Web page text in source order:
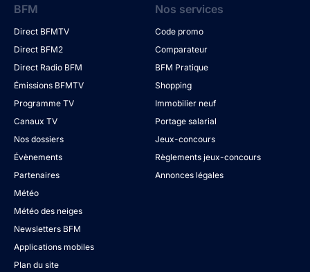
BFM
Direct BFMTV
Direct BFM2
Direct Radio BFM
Émissions BFMTV
Programme TV
Canaux TV
Nos dossiers
Évènements
Partenaires
Météo
Météo des neiges
Newsletters BFM
Applications mobiles
Plan du site
Nos services
Code promo
Comparateur
BFM Pratique
Shopping
Immobilier neuf
Portage salarial
Jeux-concours
Règlements jeux-concours
Annonces légales